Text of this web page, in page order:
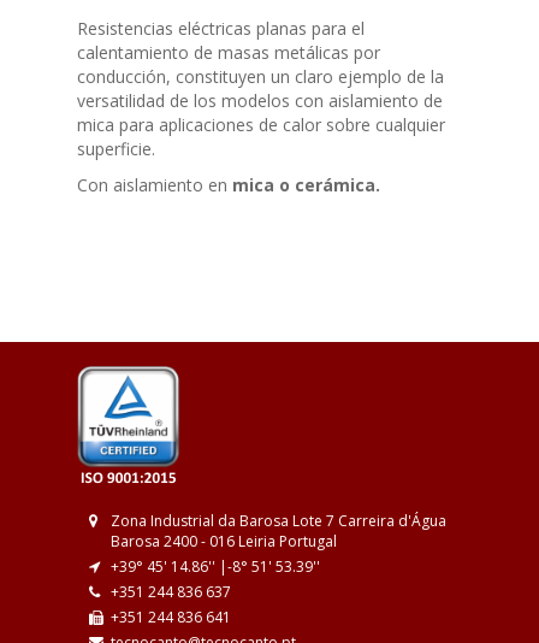
Resistencias eléctricas planas para el
calentamiento de masas metálicas por
conducción, constituyen un claro ejemplo de la
versatilidad de los modelos con aislamiento de
mica para aplicaciones de calor sobre cualquier
superficie.
Con aislamiento en mica o cerámica.
Zona Industrial da Barosa Lote 7 Carreira d'Água
Barosa 2400 - 016 Leiria Portugal
+39° 45' 14.86'' |-8° 51' 53.39''
+351 244 836 637
+351 244 836 641